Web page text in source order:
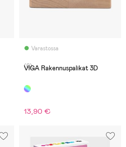
Varastossa
(0)
VIGA Rakennuspalikat 3D
13,90 €